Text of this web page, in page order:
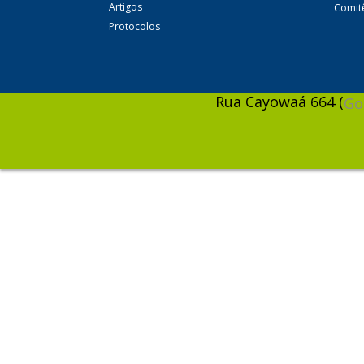
Artigos
Protocolos
Rua Cayowaá 664 (